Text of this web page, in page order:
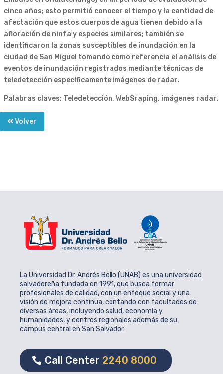
cinco años; esto permitió conocer el tiempo y la cantidad de
afectación que estos cuerpos de agua tienen debido a la
afloración de ninfa y especies similares; también se
identificaron la zonas susceptibles de inundación en la
ciudad de San Miguel tomando como referencia el análisis de
eventos de inundación registrados mediante técnicas de
teledetección específicamente imágenes de radar.
Palabras claves: Teledetección, WebSraping, imágenes radar.
Volver
La Universidad Dr. Andrés Bello (UNAB) es una universidad
salvadoreña fundada en 1991, que busca formar
profesionales de calidad, con un enfoque social y una
visión de mejora continua, contando con facultades de
diversas áreas, incluyendo salud, economía y
humanidades, y centros regionales además de su
campus central en San Salvador.
Call Center 2240 8000